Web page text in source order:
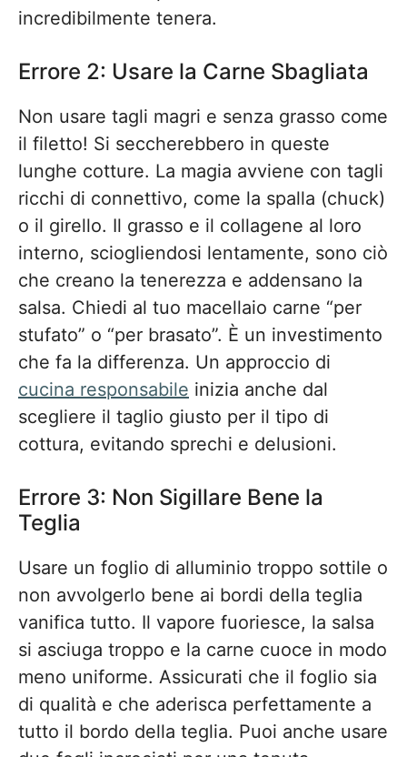
incredibilmente tenera.
Errore 2: Usare la Carne Sbagliata
Non usare tagli magri e senza grasso come
il filetto! Si seccherebbero in queste
lunghe cotture. La magia avviene con tagli
ricchi di connettivo, come la spalla (chuck)
o il girello. Il grasso e il collagene al loro
interno, sciogliendosi lentamente, sono ciò
che creano la tenerezza e addensano la
salsa. Chiedi al tuo macellaio carne “per
stufato” o “per brasato”. È un investimento
che fa la differenza. Un approccio di
cucina responsabile inizia anche dal
scegliere il taglio giusto per il tipo di
cottura, evitando sprechi e delusioni.
Errore 3: Non Sigillare Bene la
Teglia
Usare un foglio di alluminio troppo sottile o
non avvolgerlo bene ai bordi della teglia
vanifica tutto. Il vapore fuoriesce, la salsa
si asciuga troppo e la carne cuoce in modo
meno uniforme. Assicurati che il foglio sia
di qualità e che aderisca perfettamente a
tutto il bordo della teglia. Puoi anche usare